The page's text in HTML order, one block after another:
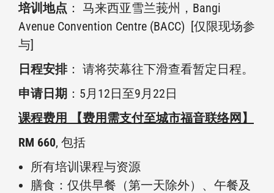
培训地点 ： 马来西亚雪兰莪州，Bangi
Avenue Convention Centre (BACC) [仅限现场参
与]
日程安排： 请将荧幕往下滑查看暂定日程。
申请日期 ：5月12日至9月22日
课程费用 【费用需支付至城市福音联络网】
RM 660, 包括
所有培训课程与资源
膳食：仅供早餐（第一天除外）、午餐及